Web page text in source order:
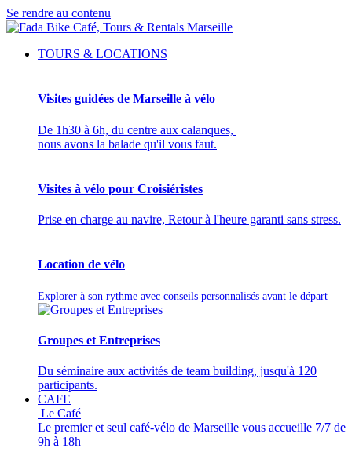
Se rendre au contenu
TOURS & LOCATIONS
Visites guidées de Marseille à vélo
De 1h30 à 6h, du centre aux calanques,
nous avons la balade qu'il vous faut.
Visites à vélo pour Croisiéristes
Prise en charge au navire, Retour à l'heure garanti sans stress.
Location de vélo
Explorer à son rythme avec conseils personnalisés avant le départ
Groupes et Entreprises
Du séminaire aux activités de team building, jusqu'à 120
participants.
CAFE
Le Café
Le premier et seul café-vélo de Marseille vous accueille 7/7 de
9h à 18h